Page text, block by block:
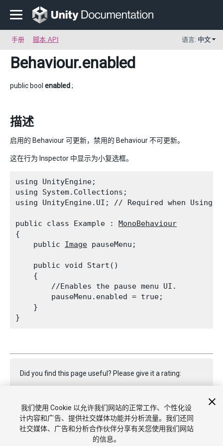
手册 脚本 API 语言: 中文
Behaviour.enabled
public bool enabled;
描述
启用的 Behaviour 可更新，禁用的 Behaviour 不可更新。
这在行为 Inspector 中显示为小复选框。
using UnityEngine;
using System.Collections;
using UnityEngine.UI; // Required when Using
public class Example : MonoBehaviour
{
    public
Image pauseMenu;
    public void Start()
    {
        //Enables the pause menu UI.
        pauseMenu.enabled = true;
    }
Did you find this page useful? Please give it a rating:
Report a problem on this page
我们使用 Cookie 以允许我们网站的正常工作、个性化设
计内容和广告、提供社交媒体功能并分析流量。我们还同
社交媒体、广告和分析合作伙伴分享有关您使用我们网站
的信息。